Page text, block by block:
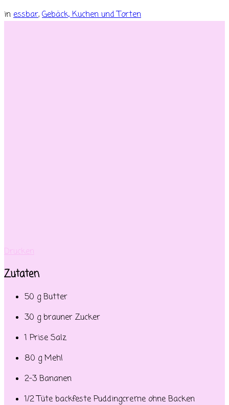
in essbar, Gebäck, Kuchen und Torten
Drucken
Zutaten
50 g Butter
30 g brauner Zucker
1 Prise Salz
80 g Mehl
2-3 Bananen
1/2 Tüte backfeste Puddingcreme ohne Backen